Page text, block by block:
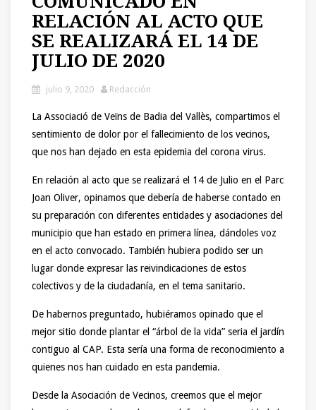
RELACIÓN AL ACTO QUE
SE REALIZARÁ EL 14 DE
JULIO DE 2020
julio 9, 2020 Redacción
La Associació de Veïns de Badia del Vallès, compartimos el
sentimiento de dolor por el fallecimiento de los vecinos,
que nos han dejado en esta epidemia del corona virus.
En relación al acto que se realizará el 14 de Julio en el Parc
Joan Oliver, opinamos que debería de haberse contado en
su preparación con diferentes entidades y asociaciones del
municipio que han estado en primera línea, dándoles voz
en el acto convocado. También hubiera podido ser un
lugar donde expresar las reivindicaciones de estos
colectivos y de la ciudadanía, en el tema sanitario.
De habernos preguntado, hubiéramos opinado que el
mejor sitio donde plantar el “árbol de la vida” seria el jardín
contiguo al CAP. Esta sería una forma de reconocimiento a
quienes nos han cuidado en esta pandemia.
Desde la Asociación de Vecinos, creemos que el mejor